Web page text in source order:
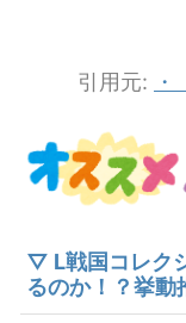
引用元:
▽ L戦国コレク
るのか！？挙